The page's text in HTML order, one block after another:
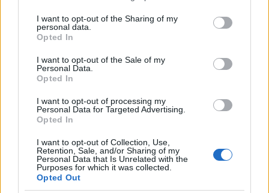
not limited to your visit or usage behaviour. You may click to
grant or deny consent to Google and its third-party tags to
use your data for below specified purposes in below Google
consent section.
I want to opt-out of the Sharing of my
personal data.
Opted In
I want to opt-out of the Sale of my
Personal Data.
Opted In
I want to opt-out of processing my
Personal Data for Targeted Advertising.
Opted In
I want to opt-out of Collection, Use,
Retention, Sale, and/or Sharing of my
Personal Data that Is Unrelated with the
Purposes for which it was collected.
Opted Out
Budai oldalnak is jutnak azért kellemes tavaszi
helyek szerencsére, az egyik kitűnő példa a némi
bizonytalankodás után egy szerencsés séfváltás
segítségével nagyon magára talált Bonfini Kert a
Bécsi kapu előtt a Lovas úton.…
világevő•2011. április 04.
[A lista közben elavult kicsit, megszűnt a Lukács, és
bejött új szereplőnek például az Erdős és fiai, a
Levendula és a Fragola.] Éppen tegnap volt a
fagyikehely (sundae) születésnapja, amit a Google is